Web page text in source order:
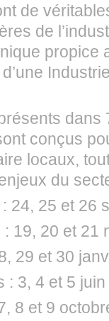
de
de
propice
dans
conçus
locaux,
du
24, 25 et 26
: 19, 20 et 21
29 et 30
: 3, 4 et 5
8 et 9